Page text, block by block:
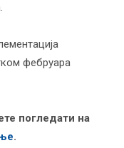
фебруара
погледати на
.